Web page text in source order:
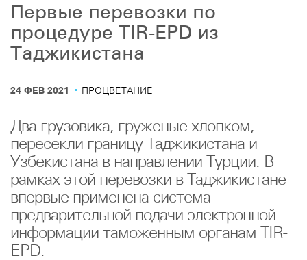
Первые перевозки по
процедуре TIR-EPD из
Таджикистана
24 ФЕВ 2021 · ПРОЦВЕТАНИЕ
Два грузовика, груженые хлопком,
пересекли границу Таджикистана и
Узбекистана в направлении Турции. В
рамках этой перевозки в Таджикистане
впервые применена система
предварительной подачи электронной
информации таможенным органам TIR-
EPD.